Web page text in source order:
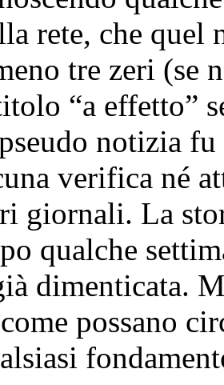
rete, che quel
tre zeri (se
“a effetto”
notizia fu
verifica né
giornali. La
qualche
dimenticata.
possano